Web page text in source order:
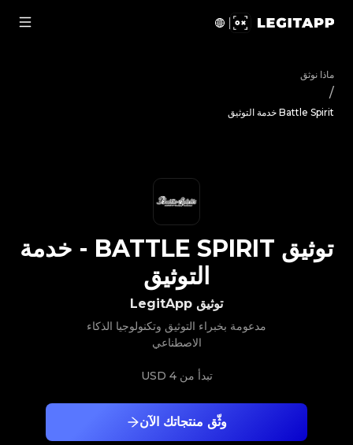
ماذا نوثق
/
Battle Spirit خدمة التوثيق
وثّق منتجاتك الآن
توثيق LegitApp
مدعومة بخبراء التوثيق وتكنولوجيا الذكاء
الاصطناعي
تبدأ من4 USD
توثيق BATTLE SPIRIT
- خدمة
التوثيق